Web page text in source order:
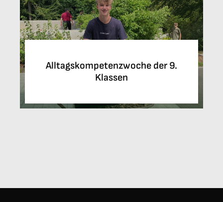
Alltagskompetenzwoche der 9.
Klassen